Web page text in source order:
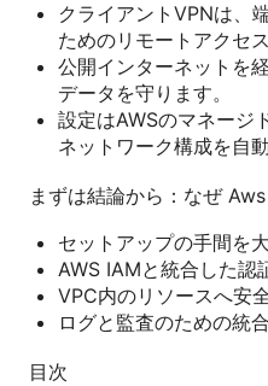
クライアントVPNは、
ためのリモートアクセ
公開インターネットを
データを守ります。
設定はAWSのマネージ
ネットワーク構成を自
まずは結論から：なぜ
セットアップの手間を
AWS IAMと統合した認
VPC内のリソースへ安
ログと監査のための統
目次